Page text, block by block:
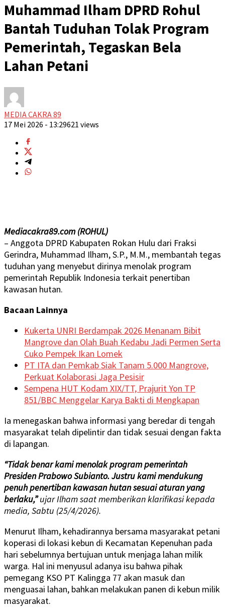
Muhammad Ilham DPRD Rohul
Bantah Tuduhan Tolak Program
Pemerintah, Tegaskan Bela
Lahan Petani
MEDIA CAKRA 89
17 Mei 2026 - 13:29621 views
Mediacakra89.com (ROHUL)
– Anggota DPRD Kabupaten Rokan Hulu dari Fraksi
Gerindra, Muhammad Ilham, S.P., M.M., membantah tegas
tuduhan yang menyebut dirinya menolak program
pemerintah Republik Indonesia terkait penertiban
kawasan hutan.
Bacaan Lainnya
Kukerta UNRI Berdampak 2026 Menanam Bibit
Mangrove dan Olah Buah Kedabu Jadi Permen Serta
Cuko Pempek Ikan Lomek
PT ITA dan Pemkab Siak Tanam 5.000 Mangrove,
Perkuat Kolaborasi Jaga Pesisir
Sempena HUT Kodam XIX/TT, Prajurit Yon TP
851/BBC Menggelar Karya Bakti di Mengkapan
Ia menegaskan bahwa informasi yang beredar di tengah
masyarakat telah dipelintir dan tidak sesuai dengan fakta
di lapangan.
“Tidak benar kami menolak program pemerintah
Presiden Prabowo Subianto. Justru kami mendukung
penuh penertiban kawasan hutan sesuai aturan yang
berlaku,” ujar Ilham saat memberikan klarifikasi kepada
media, Sabtu (25/4/2026).
Menurut Ilham, kehadirannya bersama masyarakat petani
koperasi di lokasi kebun di Kecamatan Kepenuhan pada
hari sebelumnya bertujuan untuk menjaga lahan milik
warga. Hal ini menyusul adanya isu bahwa pihak
pemegang KSO PT Kalingga 77 akan masuk dan
menguasai lahan, bahkan melakukan panen di kebun milik
masyarakat.